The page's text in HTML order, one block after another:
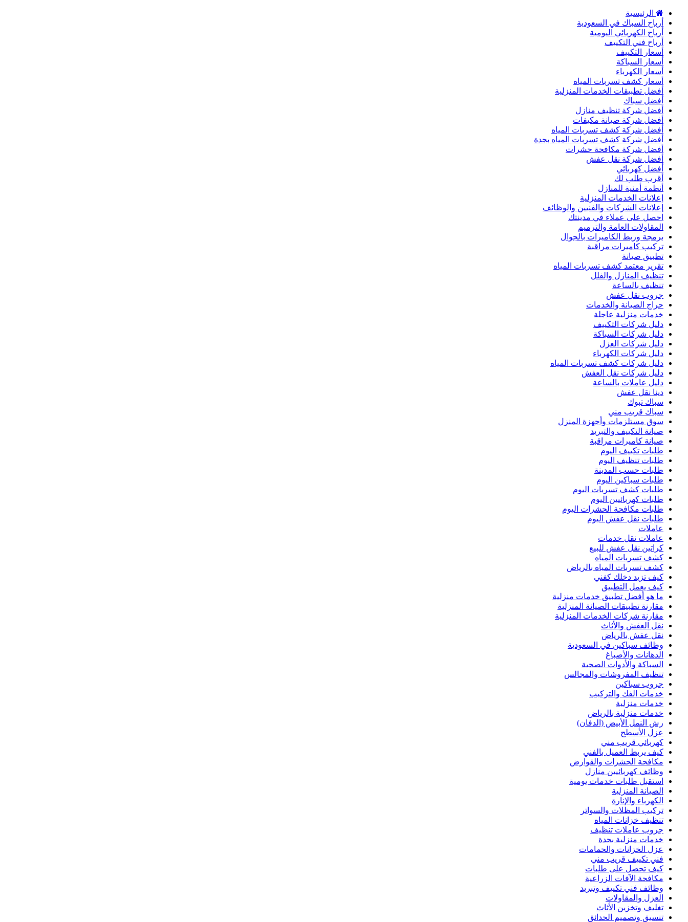
الرئيسية
أرباح السباك في السعودية
أرباح الكهربائي اليومية
أرباح فني التكييف
أسعار التكييف
أسعار السباكة
أسعار الكهرباء
أسعار كشف تسربات المياه
أفضل تطبيقات الخدمات المنزلية
أفضل سباك
أفضل شركة تنظيف منازل
أفضل شركة صيانة مكيفات
أفضل شركة كشف تسربات المياه
أفضل شركة كشف تسربات المياه بجدة
أفضل شركة مكافحة حشرات
أفضل شركة نقل عفش
أفضل كهربائي
أقرب طلب لك
أنظمة أمنية للمنازل
إعلانات الخدمات المنزلية
إعلانات الشركات والفنيين والوظائف
احصل على عملاء في مدينتك
المقاولات العامة والترميم
برمجة وربط الكاميرات بالجوال
تركيب كاميرات مراقبة
تطبيق صيانة
تقرير معتمد كشف تسربات المياه
تنظيف المنازل والفلل
تنظيف بالساعة
جروب نقل عفش
حراج الصيانة والخدمات
خدمات منزلية عاجلة
دليل شركات التكييف
دليل شركات السباكة
دليل شركات العزل
دليل شركات الكهرباء
دليل شركات كشف تسربات المياه
دليل شركات نقل العفش
دليل عاملات بالساعة
دينا نقل عفش
سباك تبوك
سباك قريب مني
سوق مستلزمات وأجهزة المنزل
صيانة التكييف والتبريد
صيانة كاميرات مراقبة
طلبات تكييف اليوم
طلبات تنظيف اليوم
طلبات حسب المدينة
طلبات سباكين اليوم
طلبات كشف تسربات اليوم
طلبات كهربائيين اليوم
طلبات مكافحة الحشرات اليوم
طلبات نقل عفش اليوم
عاملات
عاملات نقل خدمات
كراتين نقل عفش للبيع
كشف تسربات المياه
كشف تسربات المياه بالرياض
كيف تزيد دخلك كفني
كيف يعمل التطبيق
ما هو أفضل تطبيق خدمات منزلية
مقارنة تطبيقات الصيانة المنزلية
مقارنة شركات الخدمات المنزلية
نقل العفش والأثاث
نقل عفش بالرياض
وظائف سباكين في السعودية
الدهانات والأصباغ
السباكة والأدوات الصحية
تنظيف المفروشات والمجالس
جروب سباكين
خدمات الفك والتركيب
خدمات منزلية
خدمات منزلية بالرياض
رش النمل الأبيض (الدفان)
عزل الأسطح
كهربائي قريب مني
كيف يربط العميل بالفني
مكافحة الحشرات والقوارض
وظائف كهربائيين منازل
استقبل طلبات خدمات يومية
الصيانة المنزلية
الكهرباء والإنارة
تركيب المظلات والسواتر
تنظيف خزانات المياه
جروب عاملات تنظيف
خدمات منزلية بجدة
عزل الخزانات والحمامات
فني تكييف قريب مني
كيف تحصل على طلبات
مكافحة الآفات الزراعية
وظائف فني تكييف وتبريد
العزل والمقاولات
تغليف وتخزين الأثاث
تنسيق وتصميم الحدائق